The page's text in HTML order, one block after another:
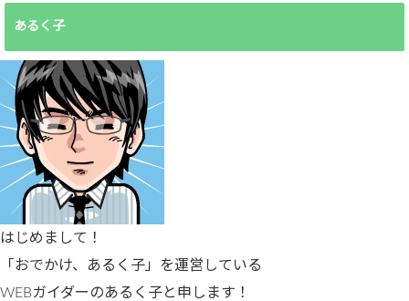
あるく子
はじめまして！
「おでかけ、あるく子」を運営している
WEBガイダーのあるく子と申します！